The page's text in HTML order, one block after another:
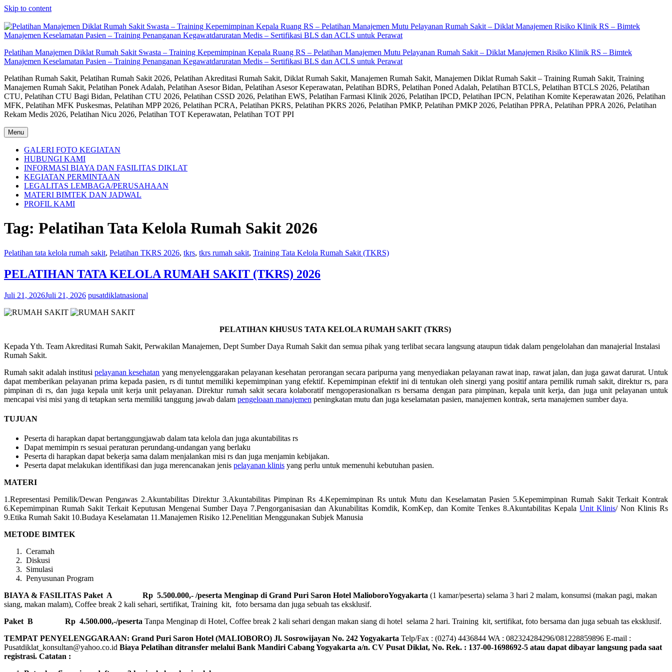
Skip to content
Pelatihan Manajemen Diklat Rumah Sakit Swasta – Training Kepemimpinan Kepala Ruang RS – Pelatihan Manajemen Mutu Pelayanan Rumah Sakit – Diklat Manajemen Risiko Klinik RS – Bimtek
Manajemen Keselamatan Pasien – Training Penanganan Kegawatdaruratan Medis – Sertifikasi BLS dan ACLS untuk Perawat
Pelatihan Rumah Sakit, Pelatihan Rumah Sakit 2026, Pelatihan Akreditasi Rumah Sakit, Diklat Rumah Sakit, Manajemen Rumah Sakit, Manajemen Diklat Rumah Sakit – Training Rumah Sakit, Training
Manajemen Rumah Sakit, Pelatihan Ponek Adalah, Pelatihan Asesor Bidan, Pelatihan Asesor Keperawatan, Pelatihan BDRS, Pelatihan Poned Adalah, Pelatihan BTCLS, Pelatihan BTCLS 2026, Pelatihan
CTU, Pelatihan CTU Bagi Bidan, Pelatihan CTU 2026, Pelatihan CSSD 2026, Pelatihan EWS, Pelatihan Farmasi Klinik 2026, Pelatihan IPCD, Pelatihan IPCN, Pelatihan Komite Keperawatan 2026, Pelatihan
MFK, Pelatihan MFK Puskesmas, Pelatihan MPP 2026, Pelatihan PCRA, Pelatihan PKRS, Pelatihan PKRS 2026, Pelatihan PMKP, Pelatihan PMKP 2026, Pelatihan PPRA, Pelatihan PPRA 2026, Pelatihan
Rekam Medis 2026, Pelatihan Nicu 2026, Pelatihan TOT Keperawatan, Pelatihan TOT PPI
Menu
GALERI FOTO KEGIATAN
HUBUNGI KAMI
INFORMASI BIAYA DAN FASILITAS DIKLAT
KEGIATAN PERMINTAAN
LEGALITAS LEMBAGA/PERUSAHAAN
MATERI BIMTEK DAN JADWAL
PROFIL KAMI
Tag: Pelatihan Tata Kelola Rumah Sakit 2026
Pelatihan tata kelola rumah sakit, Pelatihan TKRS 2026, tkrs, tkrs rumah sakit, Training Tata Kelola Rumah Sakit (TKRS)
PELATIHAN TATA KELOLA RUMAH SAKIT (TKRS) 2026
Juli 21, 2026Juli 21, 2026 pusatdiklatnasional
PELATIHAN KHUSUS TATA KELOLA RUMAH SAKIT (TKRS)
Kepada Yth. Team Akreditasi Rumah Sakit, Perwakilan Manajemen, Dept Sumber Daya Rumah Sakit dan semua pihak yang terlibat secara langsung ataupun tidak dalam pengelolahan dan manajerial Instalasi
Rumah Sakit.
Rumah sakit adalah institusi pelayanan kesehatan yang menyelenggarakan pelayanan kesehatan perorangan secara paripurna yang menyediakan pelayanan rawat inap, rawat jalan, dan juga gawat darurat. Untuk
dapat memberikan pelayanan prima kepada pasien, rs di tuntut memiliki kepemimpinan yang efektif. Kepemimpinan efektif ini di tentukan oleh sinergi yang positif antara pemilik rumah sakit, direktur rs, para
pimpinan di rs, dan juga kepala unit kerja unit pelayanan. Direktur rumah sakit secara kolaboratif mengoperasionalkan rs bersama dengan para pimpinan, kepala unit kerja, dan juga unit pelayanan untuk
mencapai visi misi yang di tetapkan serta memiliki tanggung jawab dalam pengeloaan manajemen peningkatan mutu dan juga keselamatan pasien, manajemen kontrak, serta manajemen sumber daya.
TUJUAN
Peserta di harapkan dapat bertanggungjawab dalam tata kelola dan juga akuntabilitas rs
Dapat memimpin rs sesuai peraturan perundang-undangan yang berlaku
Peserta di harapkan dapat bekerja sama dalam menjalankan misi rs dan juga menjamin kebijakan.
Peserta dapat melakukan identifikasi dan juga merencanakan jenis pelayanan klinis yang perlu untuk memenuhi kebutuhan pasien.
MATERI
1.Representasi Pemilik/Dewan Pengawas 2.Akuntabilitas Direktur 3.Akuntabilitas Pimpinan Rs 4.Kepemimpinan Rs untuk Mutu dan Keselamatan Pasien 5.Kepemimpinan Rumah Sakit Terkait Kontrak
6.Kepemimpinan Rumah Sakit Terkait Keputusan Mengenai Sumber Daya 7.Pengorganisasian dan Akunabilitas Komdik, KomKep, dan Komite Tenkes 8.Akuntabilitas KepalaUnit Klinis/ Non Klinis Rs
9.Etika Rumah Sakit 10.Budaya Keselamatan 11.Manajemen Risiko 12.Penelitian Menggunakan Subjek Manusia
METODE BIMTEK
Ceramah
Diskusi
Simulasi
Penyusunan Program
BIAYA & FASILITAS Paket A Rp 5.500.000,- /peserta Menginap di Grand Puri Saron Hotel MalioboroYogyakarta (1 kamar/peserta) selama 3 hari 2 malam, konsumsi (makan pagi, makan
siang, makan malam), Coffee break 2 kali sehari, sertifikat, Training kit, foto bersama dan juga sebuah tas eksklusif.
Paket B
Rp 4.500.000,-/peserta Tanpa Menginap di Hotel, Coffee break 2 kali sehari dengan makan siang di hotel selama 2 hari. Training kit, sertifikat, foto bersama dan juga sebuah tas eksklusif.
TEMPAT PENYELENGGARAAN: Grand Puri Saron Hotel (MALIOBORO) Jl. Sosrowijayan No. 242 Yogyakarta Telp/Fax : (0274) 4436844 WA : 082324284296/081228859896 E-mail :
Pusatdiklat_konsultan@yahoo.co.id Biaya Pelatihan ditransfer melalui Bank Mandiri Cabang Yogyakarta a/n. CV Pusat Diklat, No. Rek. : 137-00-1698692-5 atau dapat dibayar langsung pada saat
registrasi. Catatan :